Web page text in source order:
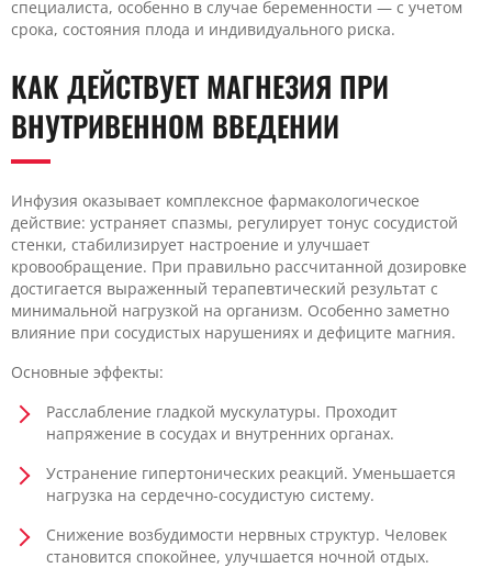
специалиста, особенно в случае беременности — с учетом
срока, состояния плода и индивидуального риска.
КАК ДЕЙСТВУЕТ МАГНЕЗИЯ ПРИ
ВНУТРИВЕННОМ ВВЕДЕНИИ
Инфузия оказывает комплексное фармакологическое
действие: устраняет спазмы, регулирует тонус сосудистой
стенки, стабилизирует настроение и улучшает
кровообращение. При правильно рассчитанной дозировке
достигается выраженный терапевтический результат с
минимальной нагрузкой на организм. Особенно заметно
влияние при сосудистых нарушениях и дефиците магния.
Основные эффекты:
Расслабление гладкой мускулатуры. Проходит
напряжение в сосудах и внутренних органах.
Устранение гипертонических реакций. Уменьшается
нагрузка на сердечно-сосудистую систему.
Снижение возбудимости нервных структур. Человек
становится спокойнее, улучшается ночной отдых.